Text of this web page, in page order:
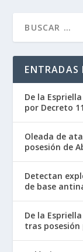
ENTRADAS
De la
por Decreto
Oleada de
posesión de
Detectan
de base
De la
tras posesión